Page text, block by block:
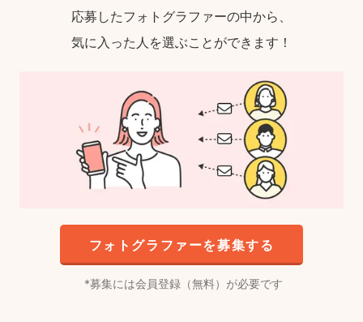
応募したフォトグラファーの中から、
気に入った人を選ぶことができます！
フォトグラファーを募集する
募集には会員登録（無料）が必要です